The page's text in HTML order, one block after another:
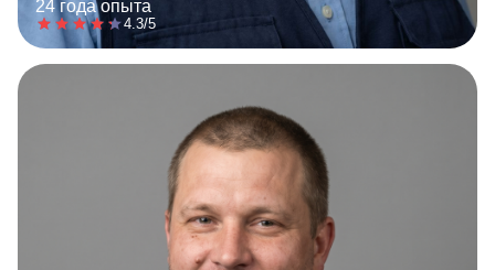
24 года опыта
4.3/5